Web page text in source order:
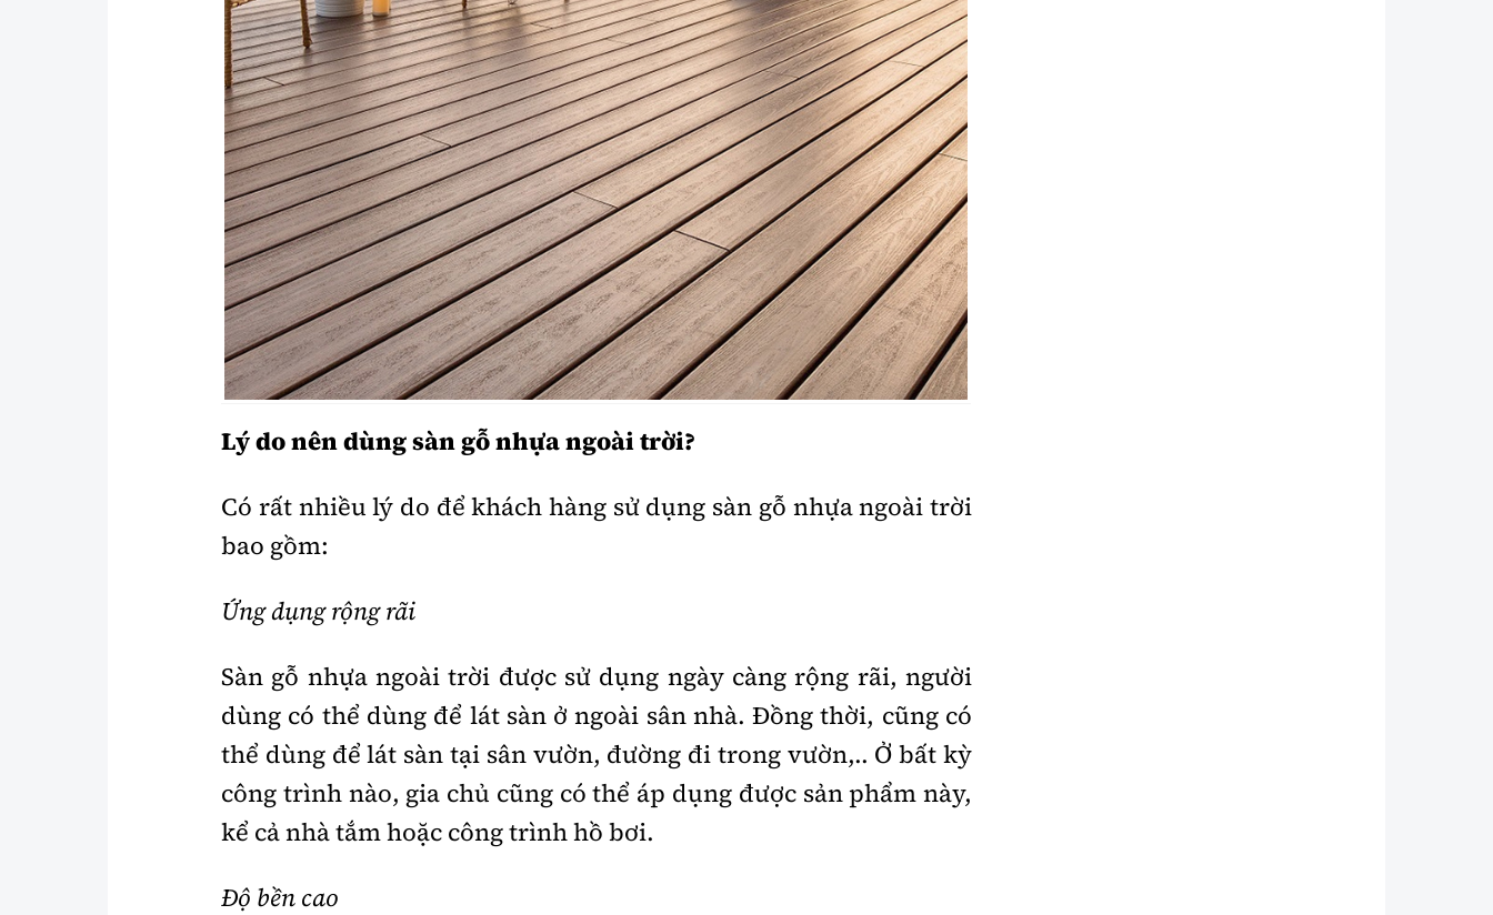
Lý do nên dùng sàn gỗ nhựa ngoài trời?
Có rất nhiều lý do để khách hàng sử dụng sàn gỗ nhựa ngoài trời
bao gồm:
Ứng dụng rộng rãi
Sàn gỗ nhựa ngoài trời được sử dụng ngày càng rộng rãi, người
dùng có thể dùng để lát sàn ở ngoài sân nhà. Đồng thời, cũng có
thể dùng để lát sàn tại sân vườn, đường đi trong vườn,.. Ở bất kỳ
công trình nào, gia chủ cũng có thể áp dụng được sản phẩm này,
kể cả nhà tắm hoặc công trình hồ bơi.
Độ bền cao